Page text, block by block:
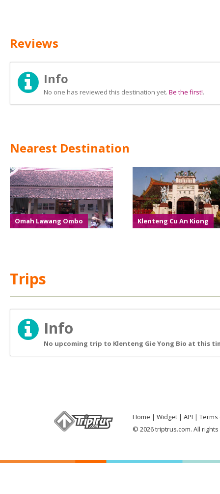
Reviews
Info
No one has reviewed this destination yet. Be the first!.
Nearest Destination
Omah Lawang Ombo Klenteng Cu An Kiong
Trips
Info
No upcoming trip to Klenteng Gie Yong Bio at this
Home Widget API
Terms
© 2026 triptrus.com. All